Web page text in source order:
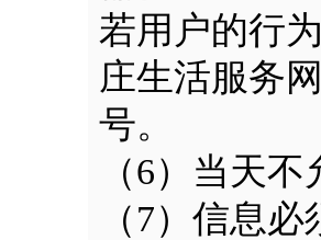
若用户的行
庄生活服务
号。
（6）当天
（7）信息